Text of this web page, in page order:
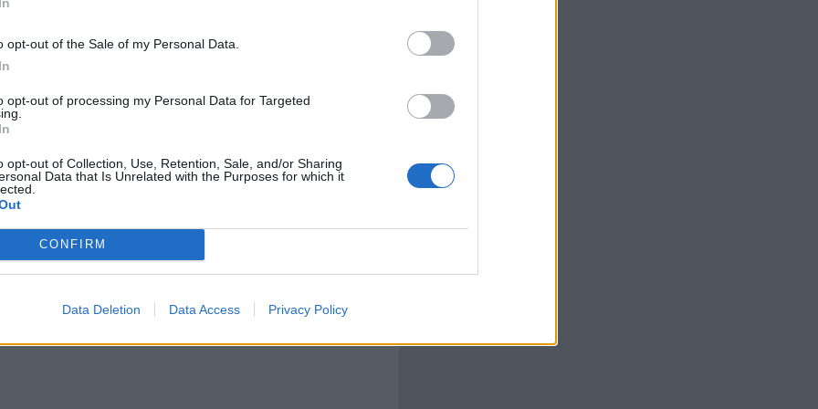
opt-out of the Sale of my Personal Data.
opt-out of processing my Personal Data for Targeted
opt-out of Collection, Use, Retention, Sale, and/or Sharing
Data that Is Unrelated with the Purposes for which it
CONFIRM
Data Deletion Data Access Privacy Policy
reprezentuje najuboższą warstwę społeczeństwa